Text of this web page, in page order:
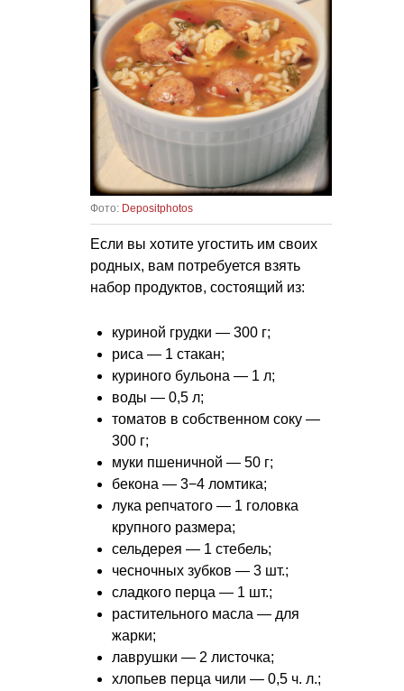
Фото: Depositphotos
Если вы хотите угостить им своих
родных, вам потребуется взять
набор продуктов, состоящий из:
куриной грудки — 300 г;
риса — 1 стакан;
куриного бульона — 1 л;
воды — 0,5 л;
томатов в собственном соку —
300 г;
муки пшеничной — 50 г;
бекона — 3−4 ломтика;
лука репчатого — 1 головка
крупного размера;
сельдерея — 1 стебель;
чесночных зубков — 3 шт.;
сладкого перца — 1 шт.;
растительного масла — для
жарки;
лаврушки — 2 листочка;
хлопьев перца чили — 0,5 ч. л.;